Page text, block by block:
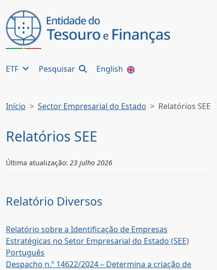
ETF Pesquisar English
Início Sector Empresarial do Estado Relatórios SEE
Relatórios SEE
Última atualização: 23 julho 2026
Relatório Diversos
Relatório sobre a Identificação de Empresas
Estratégicas no Setor Empresarial do Estado (SEE)
Português
Despacho n.º 14622/2024 – Determina a criação de